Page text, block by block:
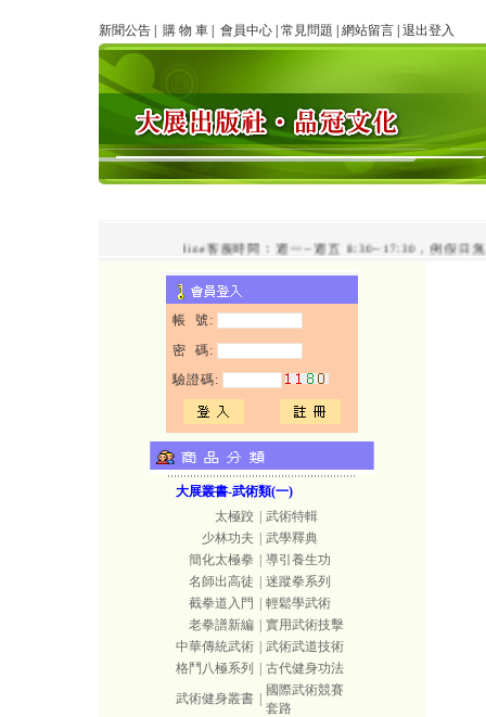
新聞公告 購 物 車 會員中心 常見問題 網站留言 退出登入
line客服時間：週一~週五 8:30~17:30，例假日無
帳 號:
密 碼:
驗證碼:
大展叢書-武術類(一)
太極跤
武術特輯
少林功夫
武學釋典
簡化太極拳
導引養生功
名師出高徒
迷蹤拳系列
截拳道入門
輕鬆學武術
老拳譜新編
實用武術技擊
中華傳統武術
武術武道技術
格鬥八極系列
古代健身功法
武術健身叢書
國際武術競賽
套路